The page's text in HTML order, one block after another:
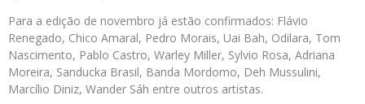
Para a edição de novembro já estão confirmados: Flávio
Renegado, Chico Amaral, Pedro Morais, Uai Bah, Odilara, Tom
Nascimento, Pablo Castro, Warley Miller, Sylvio Rosa, Adriana
Moreira, Sanducka Brasil, Banda Mordomo, Deh Mussulini,
Marcílio Diniz, Wander Sáh entre outros artistas.